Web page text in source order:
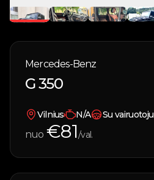
Katalogas
Parduodami automobiliai
Vandens transportas
Apie
Kontaktai
Mercedes-Benz
G 350
Vilnius N/A Su vairuotoju
nuo €81/val.